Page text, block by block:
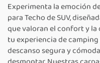
Experimenta la emoción
para Techo de SUV,
que valoran el confort y la
tu experiencia de
descanso segura y